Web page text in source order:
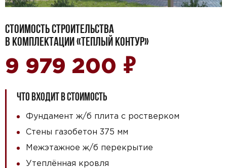
СТОИМОСТЬ СТРОИТЕЛЬСТВА
В КОМПЛЕКТАЦИИ «ТЕПЛЫЙ КОНТУР»
9 979 200 ₽
ЧТО ВХОДИТ В СТОИМОСТЬ
Фундамент ж/б плита с ростверком
Стены газобетон 375 мм
Межэтажное ж/б перекрытие
Утеплённая кровля